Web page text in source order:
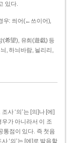
있다.
우: 씌어(←쓰이어),
(希望), 유희(遊戱) 등
, 하늬바람, 늴리리,
사 ‘의’는 [의]나 [에]
가 아니라서 이 조
통점이 있다. 즉 첫음
‘의’는 [에]로 발음할